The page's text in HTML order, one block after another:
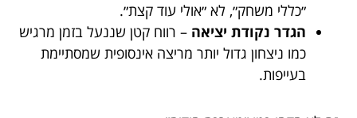
״כללי משחק״, לא ״אולי עוד קצת״.
הגדר נקודת יציאה – רווח קטן שננעל בזמן מרגיש
כמו ניצחון גדול יותר מריצה אינסופית שמסתיימת
בעייפות.